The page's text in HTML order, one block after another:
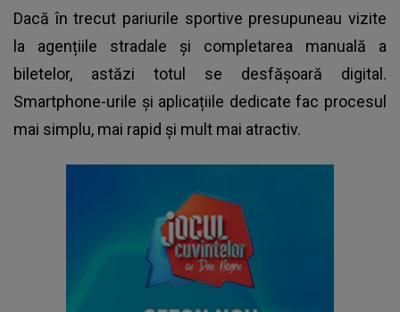
Dacă în trecut pariurile sportive presupuneau vizite
la agențiile stradale și completarea manuală a
biletelor, astăzi totul se desfășoară digital.
Smartphone-urile și aplicațiile dedicate fac procesul
mai simplu, mai rapid și mult mai atractiv.